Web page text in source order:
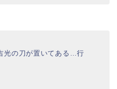
光の刀が置いてある…行